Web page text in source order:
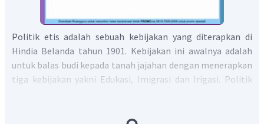
Politik etis adalah sebuah kebijakan yang diterapkan di
Hindia Belanda tahun 1901. Kebijakan ini awalnya adalah
untuk balas budi kepada tanah jajahan dengan menerapkan
tiga kebijakan yakni Edukasi, Imigrasi dan Irigasi. Politik
karena nantinya Belanda mendapatkan tenaga kerja